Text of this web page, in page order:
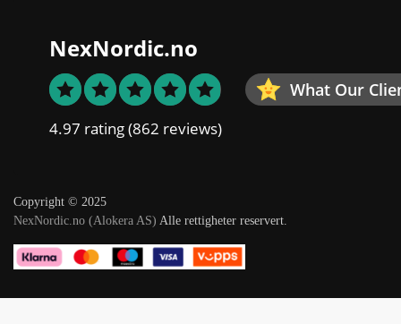
NexNordic.no
What Our
4.97 rating(862 reviews)
Copyright © 2025
NexNordic.no (Alokera AS) Alle rettigheter reservert.